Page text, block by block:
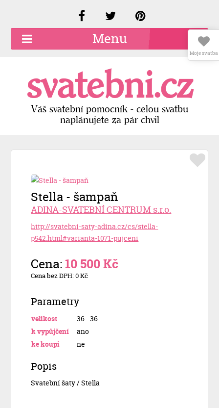
Menu
Kariéra
Kontakty
Přidat firmu
svatebni.cz
Váš svatební pomocník - celou svatbu
naplánujete za pár chvil
Stella - šampaň
ADINA-SVATEBNÍ CENTRUM s.r.o.
http://svatebni-saty-adina.cz/cs/stella-
p542.html#varianta-1071-pujceni
Cena:10 500 Kč
Cena bez DPH: 0 Kč
Parametry
velikost
36 - 36
k vypůjčení
ano
ke koupi
ne
Popis
Svatební šaty / Stella
Moje svatba